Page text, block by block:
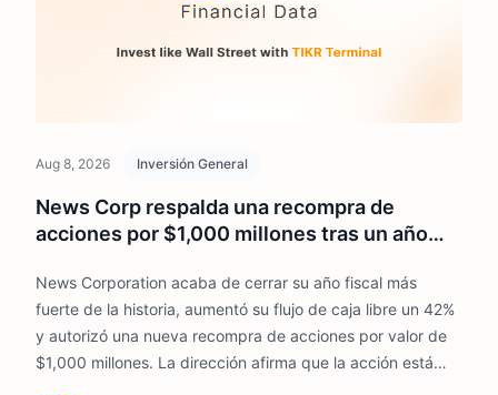
Aug 8, 2026 Inversión General
News Corp respalda una recompra de
acciones por $1,000 millones tras un año
News Corporation acaba de cerrar su año fiscal más
fuerte de la historia, aumentó su flujo de caja libre un 42%
y autorizó una nueva recompra de acciones por valor de
$1,000 millones. La dirección afirma que la acción está